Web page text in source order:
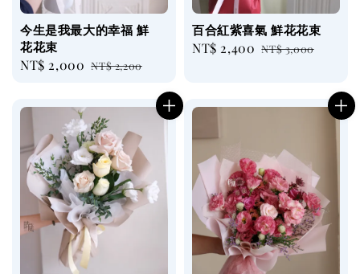
今生是我最大的幸福 鮮
花花束
Sale
NT$ 2,000 Regular
NT$ 2,200
百合紅紫喜氣 鮮花花束
Sale
NT$ 2,400 Regular
NT$ 3,000